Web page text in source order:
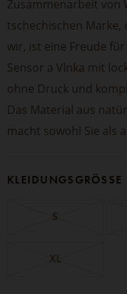
Zusammenarbeit von
tschechischen Marke,
wir, ist eine Freude
Sensor a Vlnka mit
ohne Druck und
Das Material aus
macht sowohl Sie als
KLEIDUNGSGRÖSSE